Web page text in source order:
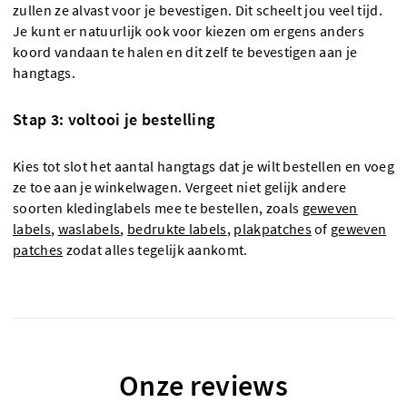
zullen ze alvast voor je bevestigen. Dit scheelt jou veel tijd.
Je kunt er natuurlijk ook voor kiezen om ergens anders
koord vandaan te halen en dit zelf te bevestigen aan je
hangtags.
Stap 3: voltooi je bestelling
Kies tot slot het aantal hangtags dat je wilt bestellen en voeg
ze toe aan je winkelwagen. Vergeet niet gelijk andere
soorten kledinglabels mee te bestellen, zoals geweven
labels, waslabels, bedrukte labels, plakpatchesof geweven
patches zodat alles tegelijk aankomt.
Onze reviews